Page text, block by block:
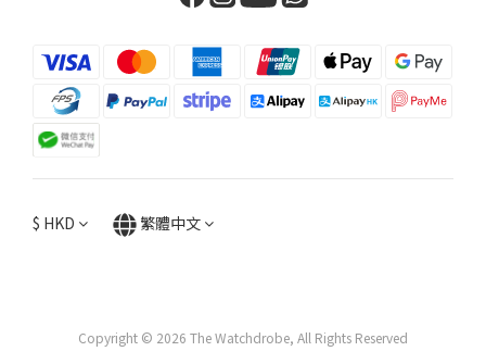
$ HKD 繁體中文
Copyright © 2026 The Watchdrobe, All Rights Reserved